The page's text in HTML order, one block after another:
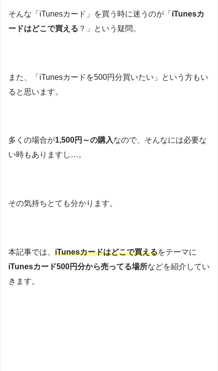
そんな「iTunesカード」を買う時に迷うのが「 iTunesカ
ードはどこで買える ？」という疑問。
また、「iTunesカードを500円分買いたい」という方もい
ると思います。
多くの場合が1,500円～の購入なので、そんなには必要な
い時もありますし…。
その気持ちとても分かります。
本記事では、 iTunesカードはどこで買えるをテーマに
iTunesカード500円分から売ってる場所などを紹介してい
きます。